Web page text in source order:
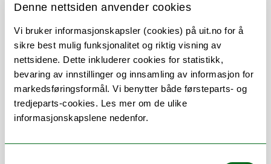
Denne nettsiden anvender cookies
Vi bruker informasjonskapsler (cookies) på uit.no for å
sikre best mulig funksjonalitet og riktig visning av
nettsidene. Dette inkluderer cookies for statistikk,
bevaring av innstillinger og innsamling av informasjon for
markedsføringsformål. Vi benytter både førsteparts- og
tredjeparts-cookies. Les mer om de ulike
informasjonskapslene nedenfor.
Om Forskning og undervisning